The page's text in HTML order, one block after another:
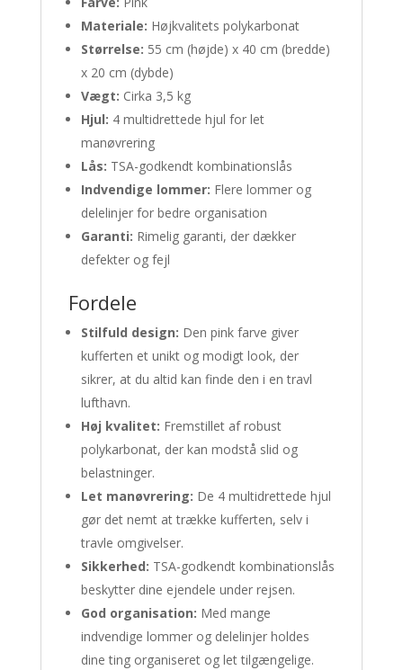
Materiale: Højkvalitets polykarbonat
Størrelse: 55 cm (højde) x 40 cm (bredde)
x 20 cm (dybde)
Vægt: Cirka 3,5 kg
Hjul: 4 multidrettede hjul for let
manøvrering
Lås: TSA-godkendt kombinationslås
Indvendige lommer: Flere lommer og
delelinjer for bedre organisation
Garanti: Rimelig garanti, der dækker
defekter og fejl
Fordele
Stilfuld design: Den pink farve giver
kufferten et unikt og modigt look, der
sikrer, at du altid kan finde den i en travl
lufthavn.
Høj kvalitet: Fremstillet af robust
polykarbonat, der kan modstå slid og
belastninger.
Let manøvrering: De 4 multidrettede hjul
gør det nemt at trække kufferten, selv i
travle omgivelser.
Sikkerhed: TSA-godkendt kombinationslås
beskytter dine ejendele under rejsen.
God organisation: Med mange
indvendige lommer og delelinjer holdes
dine ting organiseret og let tilgængelige.